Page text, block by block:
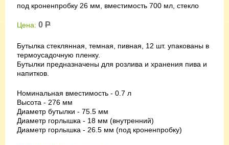
под кроненпробку 26 мм, вместимость 700 мл, стекло
Цена: 0 Р
Бутылка стеклянная, темная, пивная, 12 шт. упакованы в
термоусадочную пленку.
Бутылки предназначены для розлива и хранения пива и
напитков.
Номинальная вместимость - 0.7 л
Высота - 276 мм
Диаметр бутылки - 75.5 мм
Диаметр горлышка - 18 мм (внутренний)
Диаметр горлышка - 26.5 мм (под кроненпробку)